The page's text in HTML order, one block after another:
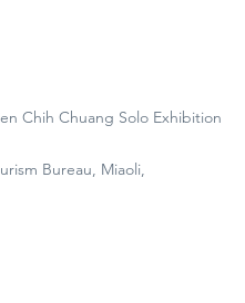
Chih Chuang Solo Exhibition
Bureau, Miaoli,